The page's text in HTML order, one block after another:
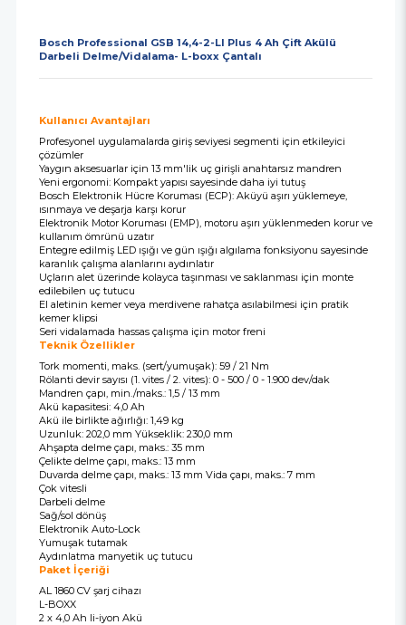
Bosch Professional GSB 14,4-2-LI Plus 4 Ah Çift Akülü
Darbeli Delme/Vidalama- L-boxx Çantalı
Kullanıcı Avantajları
Profesyonel uygulamalarda giriş seviyesi segmenti için etkileyici
çözümler
Yaygın aksesuarlar için 13 mm'lik uç girişli anahtarsız mandren
Yeni ergonomi: Kompakt yapısı sayesinde daha iyi tutuş
Bosch Elektronik Hücre Koruması (ECP): Aküyü aşırı yüklemeye,
ısınmaya ve deşarja karşı korur
Elektronik Motor Koruması (EMP), motoru aşırı yüklenmeden korur ve
kullanım ömrünü uzatır
Entegre edilmiş LED ışığı ve gün ışığı algılama fonksiyonu sayesinde
karanlık çalışma alanlarını aydınlatır
Uçların alet üzerinde kolayca taşınması ve saklanması için monte
edilebilen uç tutucu
El aletinin kemer veya merdivene rahatça asılabilmesi için pratik
kemer klipsi
Seri vidalamada hassas çalışma için motor freni
Teknik Özellikler
Tork momenti, maks. (sert/yumuşak): 59 / 21 Nm
Rölanti devir sayısı (1. vites / 2. vites): 0 - 500 / 0 - 1.900 dev/dak
Mandren çapı, min./maks.: 1,5 / 13 mm
Akü kapasitesi: 4,0 Ah
Akü ile birlikte ağırlığı: 1,49 kg
Uzunluk: 202,0 mm Yükseklik: 230,0 mm
Ahşapta delme çapı, maks.: 35 mm
Çelikte delme çapı, maks.: 13 mm
Duvarda delme çapı, maks.: 13 mm Vida çapı, maks.: 7 mm
Çok vitesli
Darbeli delme
Sağ/sol dönüş
Elektronik Auto-Lock
Yumuşak tutamak
Aydınlatma manyetik uç tutucu
Paket İçeriği
AL 1860 CV şarj cihazı
L-BOXX
2 x 4,0 Ah li-iyon Akü